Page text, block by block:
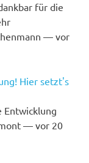
für die
— vor
Hier setzt's
Entwicklung
— vor 20